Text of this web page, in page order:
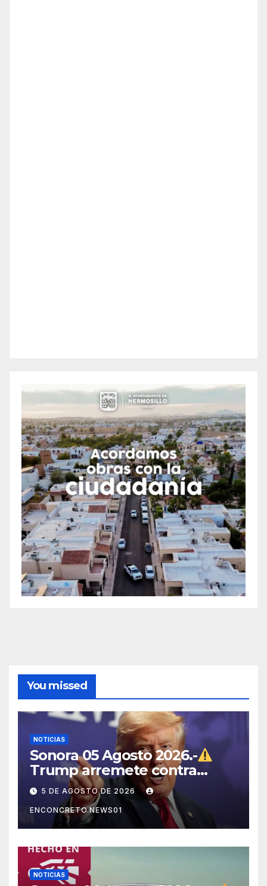
You missed
NOTICIAS
Sonora 05 Agosto 2026.-
Trump arremete contra
México, Canadá y otras
potencias por supuestos
abusos comerciales
5 DE AGOSTO DE 2026
ENCONCRETO.NEWS01
NOTICIAS